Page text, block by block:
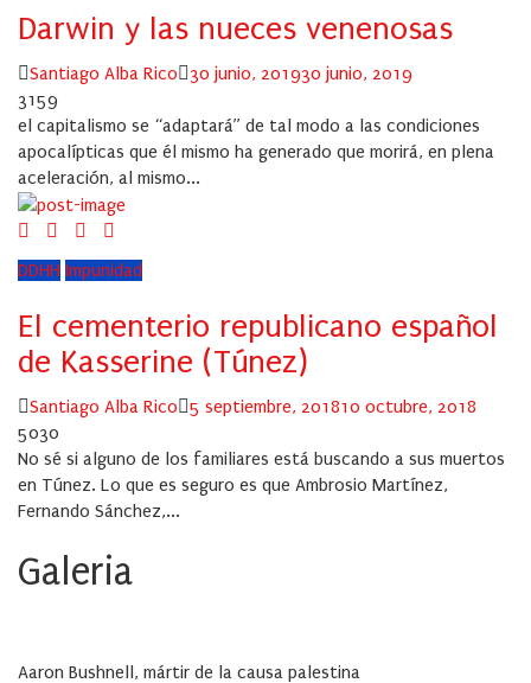
Darwin y las nueces venenosas
Author
Santiago Alba Rico
Posted
30 junio, 201930 junio, 2019
3159
el capitalismo se “adaptará” de tal modo a las condiciones
apocalípticas que él mismo ha generado que morirá, en plena
aceleración, al mismo...
DDHH Impunidad
El cementerio republicano español
de Kasserine (Túnez)
Author
Santiago Alba Rico
Posted
5 septiembre, 201810 octubre, 2018
5030
No sé si alguno de los familiares está buscando a sus muertos
en Túnez. Lo que es seguro es que Ambrosio Martínez,
Fernando Sánchez,...
Galeria
Aaron Bushnell, mártir de la causa palestina